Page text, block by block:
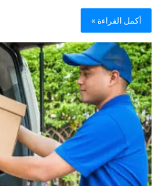
أكمل القراءة »